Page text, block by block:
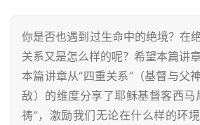
你是否也遇到过生命中的绝境？在
关系又是怎么样的呢？希望本篇讲
本篇讲章从“四重关系”（基督与父
敌）的维度分享了耶稣基督客西马
祷”，激励我们无论在什么样的环